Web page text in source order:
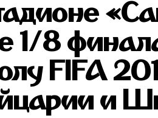
1/8
FIFA
и